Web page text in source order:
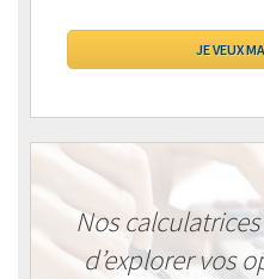
Nos
d’explorer vos